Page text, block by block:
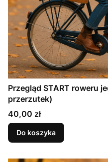
Przegląd START roweru
przerzutek)
Cena
40,00 zł
Do koszyka